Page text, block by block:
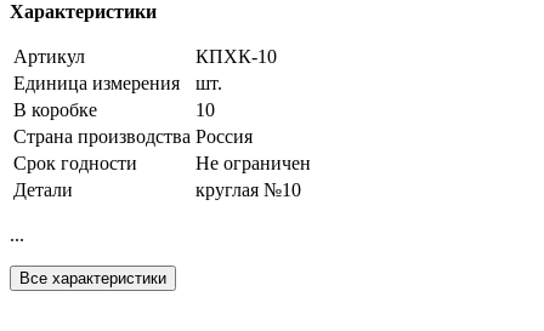
Характеристики
Артикул
КПХК-10
Единица измерения
шт.
В коробке
10
Страна производства Россия
Срок годности
Не ограничен
Детали
круглая №10
...
Все характеристики